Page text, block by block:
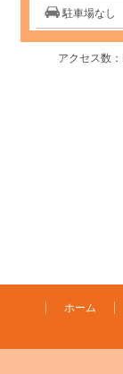
駐車場なし
アクセス数
ホーム